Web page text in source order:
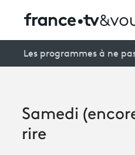
Creators
Les programmes à ne
Samedi
rire